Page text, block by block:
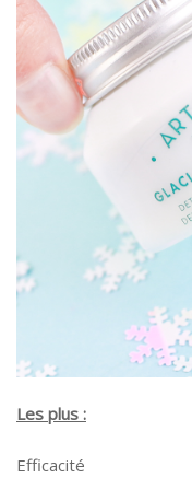
Les plus :
Efficacité